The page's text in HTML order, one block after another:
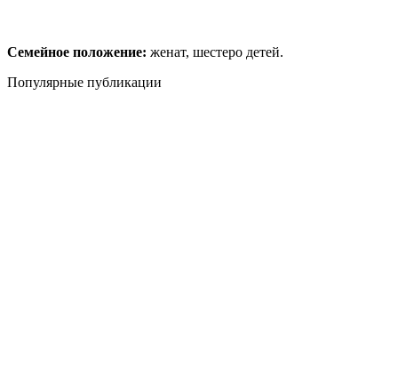
Семейное положение: женат, шестеро детей.
Популярные публикации